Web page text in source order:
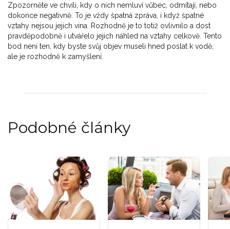
Zpozorněte ve chvíli, kdy o nich nemluví vůbec, odmítají, nebo
dokonce negativně. To je vždy špatná zpráva, i když špatné
vztahy nejsou jejich vina. Rozhodně je to totiž ovlivnilo a dost
pravděpodobně i utvářelo jejich náhled na vztahy celkově. Tento
bod není ten, kdy byste svůj objev museli hned poslat k vodě,
ale je rozhodně k zamyšlení.
Podobné články